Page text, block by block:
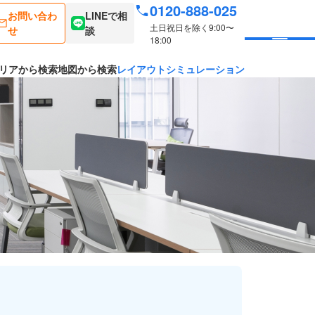
お問い合わ
せ
LINEで相
談
0120-888-025
土日祝日を除く9:00〜
18:00
アから検索地図から検索レイアウトシミュレーション